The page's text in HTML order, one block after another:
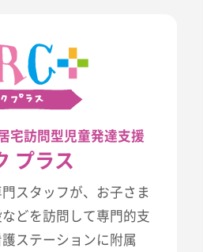
宅訪問型児童発達支援
プラス
スタッフが、お子さま
どを訪問して専門的支
ステーションに附属